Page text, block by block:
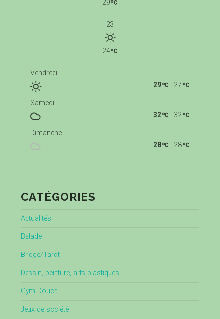
29
23
24
Vendredi
27
29
Samedi
32
32
Dimanche
28
28
CATÉGORIES
Actualités
Balade
Bridge/Tarot
Dessin, peinture, arts plastiques
Gym Douce
Jeux de société